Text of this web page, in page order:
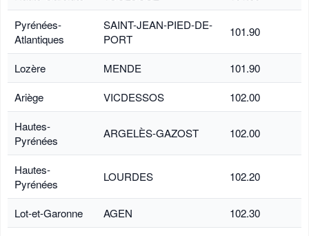
Pyrénées-
Atlantiques
SAINT-JEAN-PIED-DE-
PORT
101.90
Lozère MENDE
101.90
Ariège
VICDESSOS
102.00
Hautes-
Pyrénées
ARGELÈS-GAZOST 102.00
Hautes-
Pyrénées
LOURDES 102.20
Lot-et-Garonne AGEN
102.30